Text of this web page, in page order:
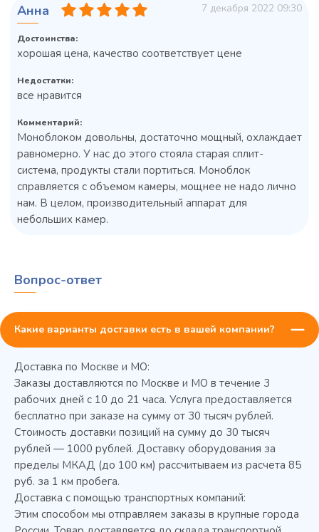
Колода разрубочная КР-5/5
45 900 ₽ ✓ В наличии
В сравнение
В избранное
Купить в 1 клик В корзину
Анна 7 декабря 2022 09:30
Достоинства:
хорошая цена, качество соответствует цене
Недостатки:
все нравится
Комментарий:
Моноблоком довольны, достаточно мощный, охлаждает
равномерно. У нас до этого стояла старая сплит-
система, продукты стали портиться. Моноблок
справляется с объемом камеры, мощнее не надо лично
нам. В целом, производительный аппарат для
небольших камер.
Вопрос-ответ
Какие варианты доставки есть в вашей компании?
Доставка по Москве и МО:
Заказы доставляются по Москве и МО в течение 3
рабочих дней с 10 до 21 часа. Услуга предоставляется
бесплатно при заказе на сумму от 30 тысяч рублей.
Стоимость доставки позиций на сумму до 30 тысяч
рублей — 1000 рублей. Доставку оборудования за
пределы МКАД (до 100 км) рассчитываем из расчета 85
руб. за 1 км пробега.
Доставка с помощью транспортных компаний:
Этим способом мы отправляем заказы в крупные города